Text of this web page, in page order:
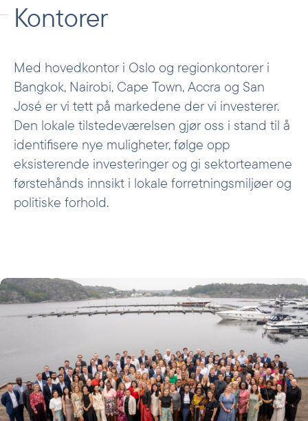
Kontorer
Med hovedkontor i Oslo og regionkontorer i
Bangkok, Nairobi, Cape Town, Accra og San
José er vi tett på markedene der vi investerer.
Den lokale tilstedeværelsen gjør oss i stand til å
identifisere nye muligheter, følge opp
eksisterende investeringer og gi sektorteamene
førstehånds innsikt i lokale forretningsmiljøer og
politiske forhold.